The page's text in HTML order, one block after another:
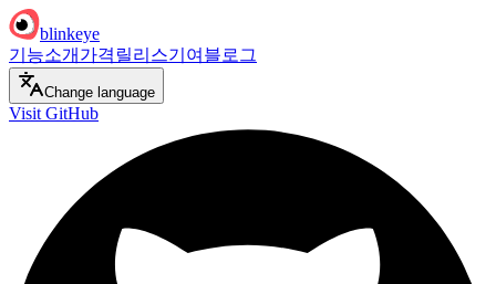
blinkeye
기능소개 가격 릴리스기여 블로그
Change language
Visit GitHub